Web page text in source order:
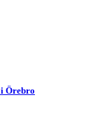
i Örebro